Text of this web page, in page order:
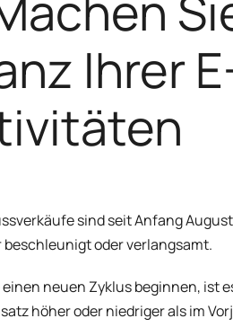
Ihrer
sind seit Anfang
oder verlangsamt.
einen neuen Zyklus beginnen, ist
höher oder niedriger als im